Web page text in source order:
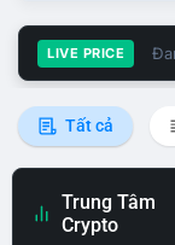
LIVE PRICE
Tất cả
Trung Tâm
Crypto